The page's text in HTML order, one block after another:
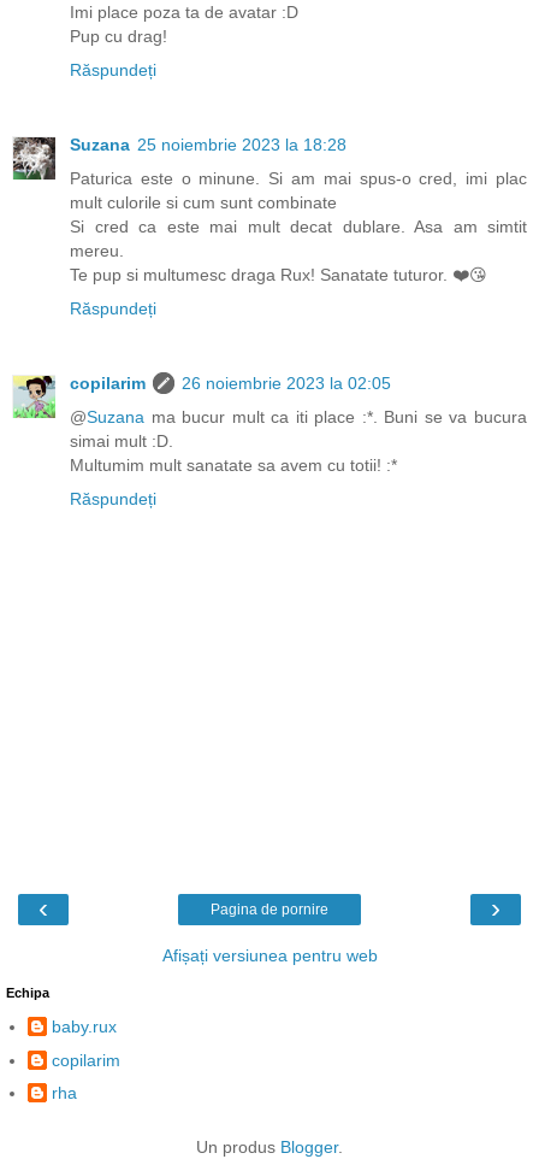
Imi place poza ta de avatar :D
Pup cu drag!
Răspundeți
Suzana 25 noiembrie 2023 la 18:28
Paturica este o minune. Si am mai spus-o cred, imi plac
mult culorile si cum sunt combinate
Si cred ca este mai mult decat dublare. Asa am simtit
mereu.
Te pup si multumesc draga Rux! Sanatate tuturor. ❤️😘
Răspundeți
copilarim
26 noiembrie 2023 la 02:05
@Suzana ma bucur mult ca iti place :*. Buni se va bucura
simai mult :D.
Multumim mult sanatate sa avem cu totii! :*
Răspundeți
‹ ›
Pagina de pornire
Afișați versiunea pentru web
Echipa
baby.rux
copilarim
rha
Un produs Blogger.